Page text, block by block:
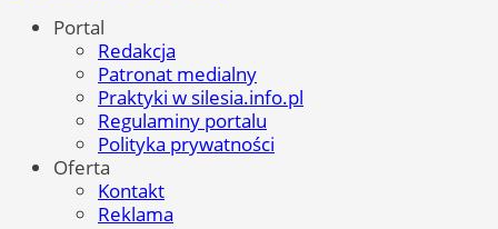
Portal
Redakcja
Patronat medialny
Praktyki w silesia.info.pl
Regulaminy portalu
Polityka prywatności
Oferta
Kontakt
Reklama